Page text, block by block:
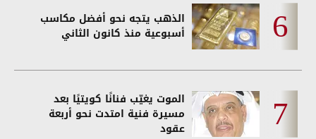
الذهب يتجه نحو أفضل مكاسب
أسبوعية منذ كانون الثاني
الموت يغيّب فنانًا كويتيًا بعد
مسيرة فنية امتدت نحو أربعة
عقود